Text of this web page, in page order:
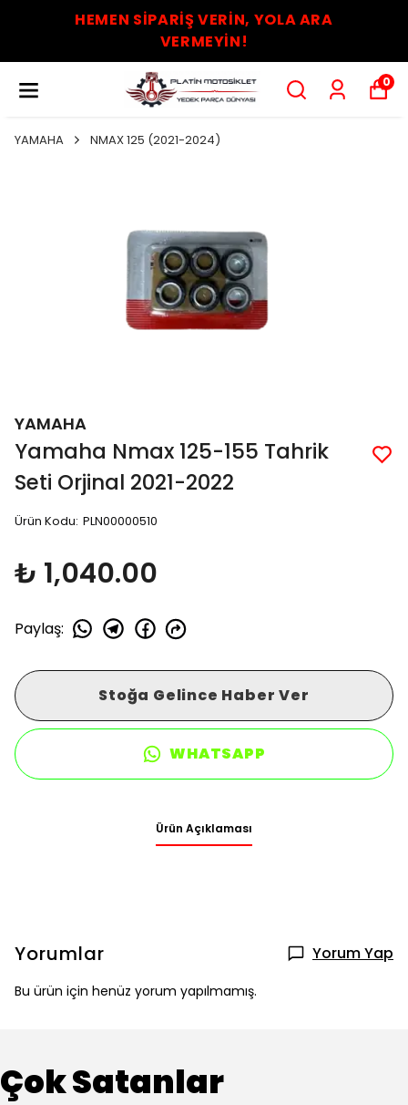
HEMEN SİPARİŞ VERİN, YOLA ARA
VERMEYİN!
0
YAMAHA NMAX 125 (2021-2024)
YAMAHA
Yamaha Nmax 125-155 Tahrik
Seti Orjinal 2021-2022
Ürün Kodu: PLN00000510
₺ 1,040.00
Paylaş:
Stoğa Gelince Haber Ver
WHATSAPP
Ürün Açıklaması
Yorumlar Yorum Yap
Bu ürün için henüz yorum yapılmamış.
Çok Satanlar